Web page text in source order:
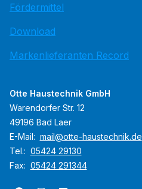
Fördermittel
Download
Markenlieferanten Record
Otte Haustechnik GmbH
Warendorfer Str. 12
49196 Bad Laer
E-Mail: mail@otte-haustechnik.de
Tel.: 05424 29130
Fax: 05424 291344